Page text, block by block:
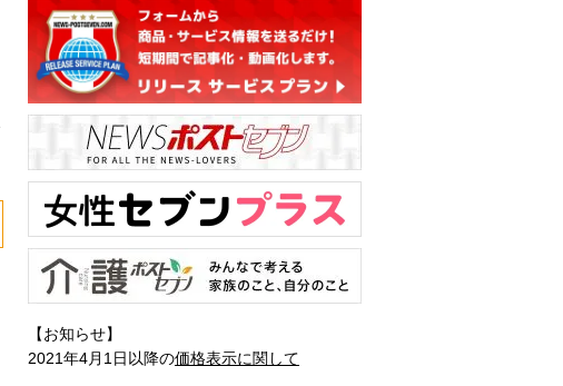
【お知らせ】
2021年4月1日以降の価格表示に関して